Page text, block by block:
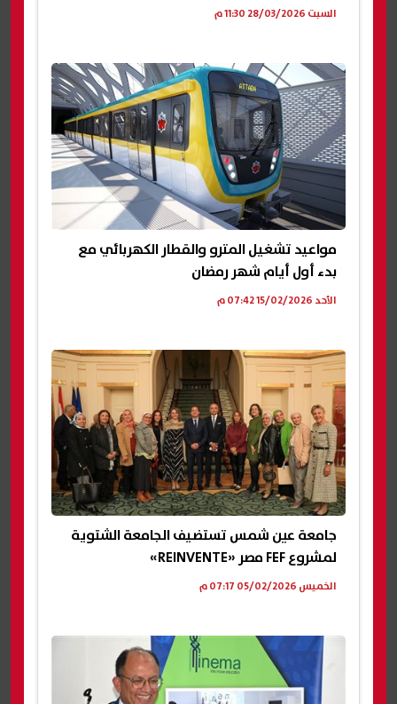
السبت 28/03/2026 11:30 م
مواعيد تشغيل المترو والقطار الكهربائي مع
بدء أول أيام شهر رمضان
الأحد 15/02/2026 07:42 م
جامعة عين شمس تستضيف الجامعة الشتوية
لمشروع FEF مصر «REINVENTE»
الخميس 05/02/2026 07:17 م